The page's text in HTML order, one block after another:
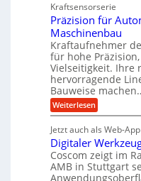
h
w
n
d
e
t
r
i
e
b
e
f
ü
n
d
A
u
f
t
r
a
g
s
e
i
n
l
o
s
e
,
w
e
n
i
g
e
r
S
h
n
s
t
a
n
g
e
n
g
e
t
r
i
e
b
e
Kraftsensorserie
Präzision für
Maschinenbau
Kraftaufnehmer
für hohe
Vielseitigkeit. Ihre
hervorragende
Bauweise
Weiterlesen:
P
ä
z
i
s
i
Jetzt auch als Web-App
Digitaler
Coscom zeigt im
AMB in Stuttgart